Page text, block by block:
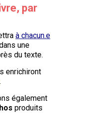
par
à chacun.e
une
du texte.
enrichiront
.
également
produits